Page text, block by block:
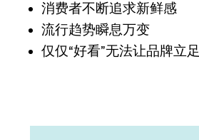
消费者不断追求新鲜感
流行趋势瞬息万变
仅仅“好看”无法让品牌立足